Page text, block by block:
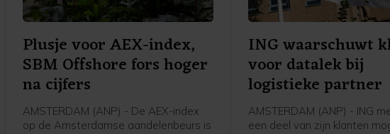
Plusje voor AEX-index,
SBM Offshore fors hoger
na cijfers
AMSTERDAM (ANP) - De AEX-index
op de Amsterdamse aandelenbeurs is
ING waarschuwt
voor datalek bij
logistieke partner
AMSTERDAM (ANP) - ING
een deel van zijn klanten